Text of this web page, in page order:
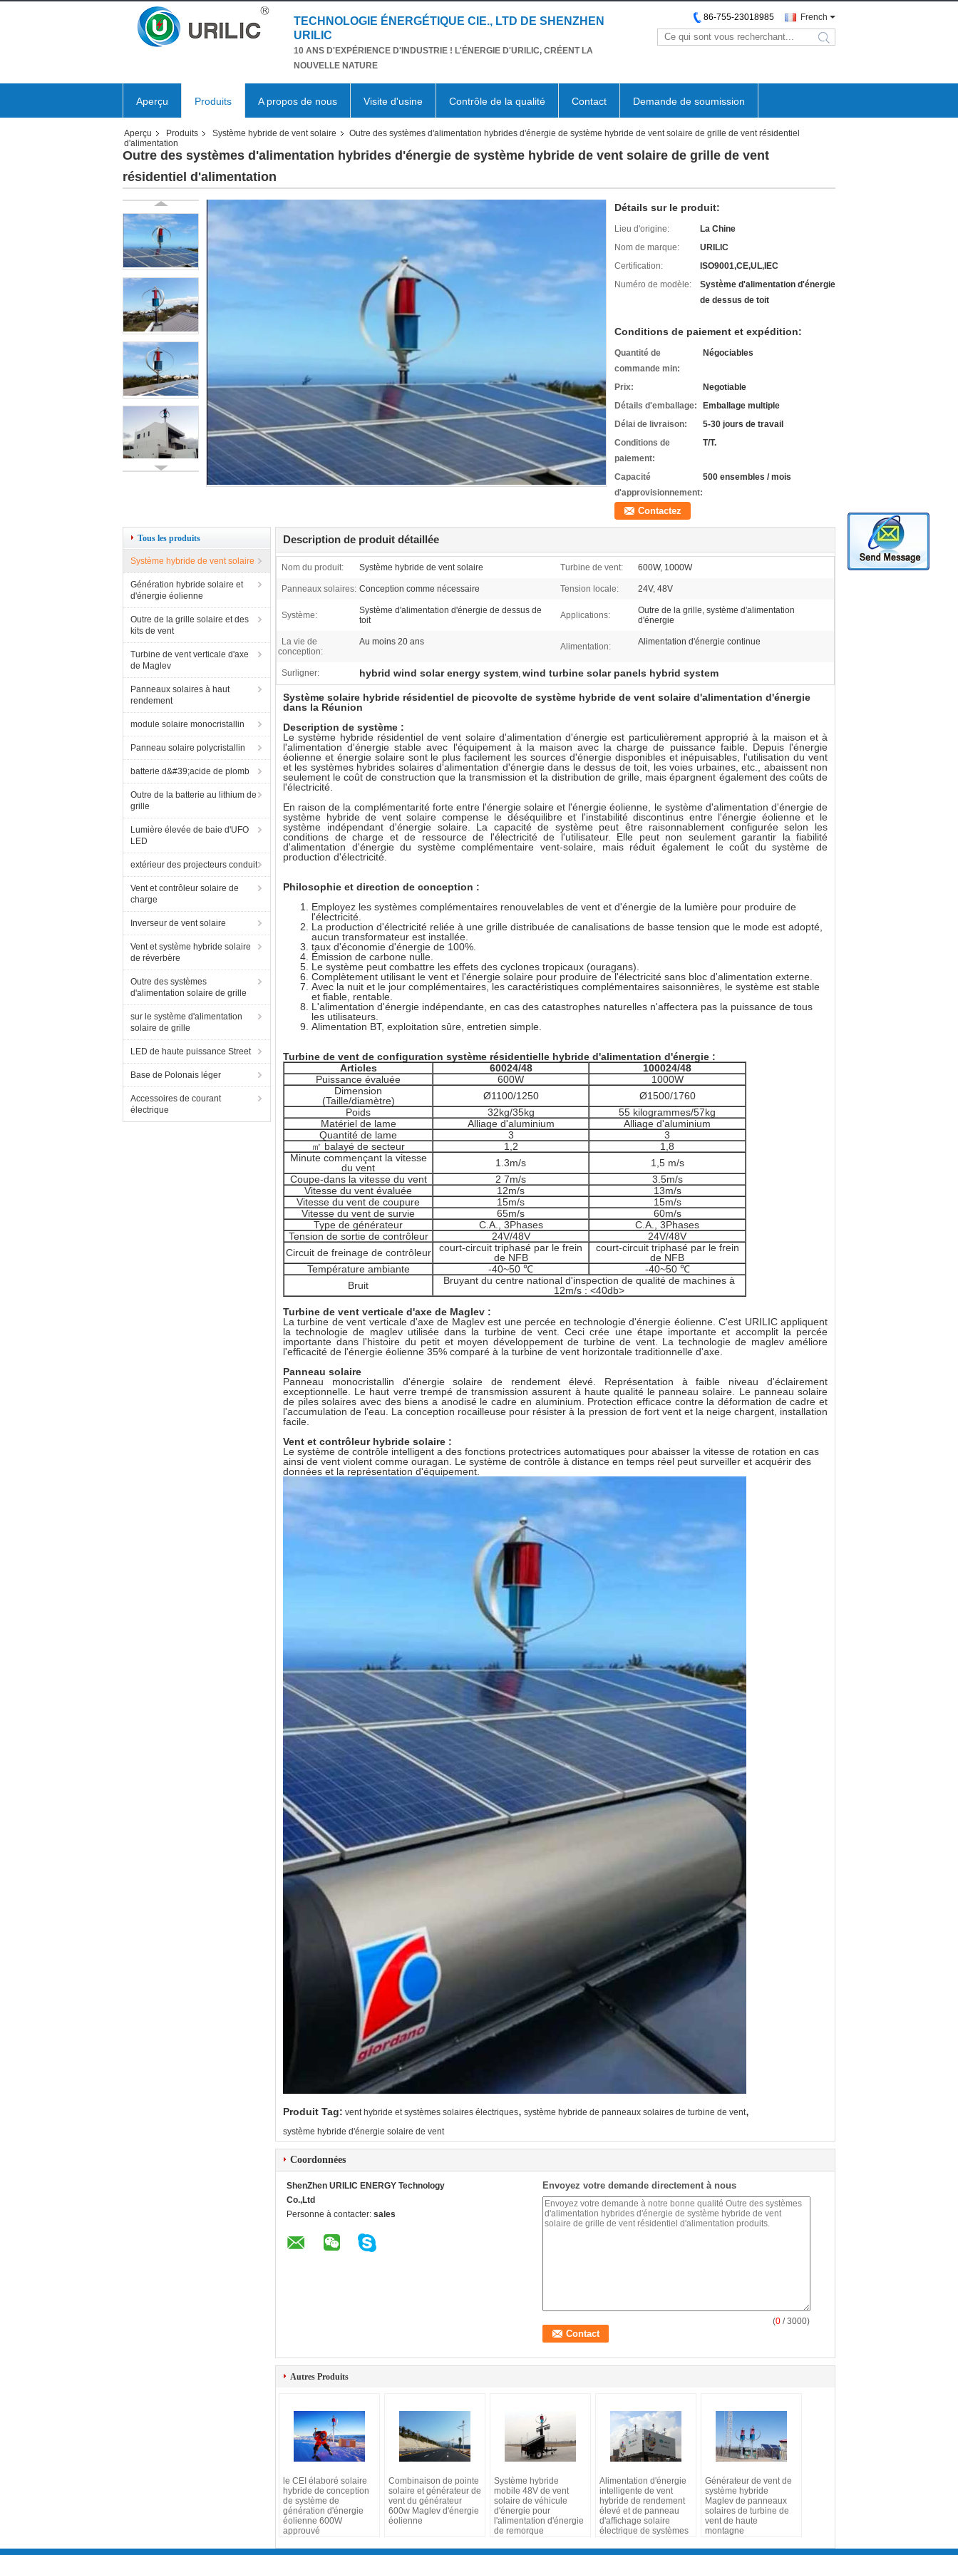
TECHNOLOGIE ÉNERGÉTIQUE CIE., LTD DE SHENZHEN
URILIC
10 ANS D'EXPÉRIENCE D'INDUSTRIE ! L'ÉNERGIE D'URILIC, CRÉENT LA
NOUVELLE NATURE
French
86-755-23018985
Aperçu Produits A propos de nous Visite d'usine Contrôle de la qualité Contact Demande de soumission
Aperçu Produits Système hybride de vent solaire
Outre des systèmes d'alimentation hybrides d'énergie de système hybride de vent solaire de grille de vent résidentiel
d'alimentation
Outre des systèmes d'alimentation hybrides d'énergie de système hybride de vent solaire de grille de vent
résidentiel d'alimentation
Détails sur le produit:
Lieu d'origine:
La Chine
Nom de marque:
URILIC
Certification:
ISO9001,CE,UL,IEC
Numéro de modèle:
Système d'alimentation d'énergie
de dessus de toit
Conditions de paiement et expédition:
Quantité de
commande min:
Négociables
Prix:
Negotiable
Détails d'emballage:
Emballage multiple
Délai de livraison:
5-30 jours de travail
Conditions de
paiement:
T/T.
Capacité
d'approvisionnement:
500 ensembles / mois
Contactez
Tous les produits
Système hybride de vent solaire
Génération hybride solaire et
d'énergie éolienne
Outre de la grille solaire et des
kits de vent
Turbine de vent verticale d'axe
de Maglev
Panneaux solaires à haut
rendement
module solaire monocristallin
Panneau solaire polycristallin
batterie d&#39;acide de plomb
Outre de la batterie au lithium de
grille
Lumière élevée de baie d'UFO
LED
extérieur des projecteurs conduit
Vent et contrôleur solaire de
charge
Inverseur de vent solaire
Vent et système hybride solaire
de réverbère
Outre des systèmes
d'alimentation solaire de grille
sur le système d'alimentation
solaire de grille
LED de haute puissance Street
Base de Polonais léger
Accessoires de courant
électrique
Description de produit détaillée
Nom du produit: Système hybride de vent solaire Turbine de vent: 600W, 1000W
Panneaux solaires: Conception comme nécessaire Tension locale: 24V, 48V
Système:
Système d'alimentation d'énergie de dessus de
toit
Applications:
Outre de la grille, système d'alimentation
d'énergie
La vie de
conception:
Au moins 20 ans Alimentation: Alimentation d'énergie continue
Surligner: hybrid wind solar energy system, wind turbine solar panels hybrid system
Système solaire hybride résidentiel de picovolte de système hybride de vent solaire d'alimentation d'énergie
dans la Réunion
Description de système :
Le système hybride résidentiel de vent solaire d'alimentation d'énergie est particulièrement approprié à la maison et à
l'alimentation d'énergie stable avec l'équipement à la maison avec la charge de puissance faible. Depuis l'énergie
éolienne et énergie solaire sont le plus facilement les sources d'énergie disponibles et inépuisables, l'utilisation du vent
et les systèmes hybrides solaires d'alimentation d'énergie dans le dessus de toit, les voies urbaines, etc., abaissent non
seulement le coût de construction que la transmission et la distribution de grille, mais épargnent également des coûts de
l'électricité.
En raison de la complémentarité forte entre l'énergie solaire et l'énergie éolienne, le système d'alimentation d'énergie de
système hybride de vent solaire compense le déséquilibre et l'instabilité discontinus entre l'énergie éolienne et le
système indépendant d'énergie solaire. La capacité de système peut être raisonnablement configurée selon les
conditions de charge et de ressource de l'électricité de l'utilisateur. Elle peut non seulement garantir la fiabilité
d'alimentation d'énergie du système complémentaire vent-solaire, mais réduit également le coût du système de
production d'électricité.
Philosophie et direction de conception :
Employez les systèmes complémentaires renouvelables de vent et d'énergie de la lumière pour produire de
l'électricité.
La production d'électricité reliée à une grille distribuée de canalisations de basse tension que le mode est adopté,
aucun transformateur est installée.
taux d'économie d'énergie de 100%.
Émission de carbone nulle.
Le système peut combattre les effets des cyclones tropicaux (ouragans).
Complètement utilisant le vent et l'énergie solaire pour produire de l'électricité sans bloc d'alimentation externe.
Avec la nuit et le jour complémentaires, les caractéristiques complémentaires saisonnières, le système est stable
et fiable, rentable.
L'alimentation d'énergie indépendante, en cas des catastrophes naturelles n'affectera pas la puissance de tous
les utilisateurs.
Alimentation BT, exploitation sûre, entretien simple.
Turbine de vent de configuration système résidentielle hybride d'alimentation d'énergie :
Articles
60024/48
100024/48
Puissance évaluée
600W
1000W
Dimension
(Taille/diamètre)
Ø1100/1250
Ø1500/1760
Poids
32kg/35kg
55 kilogrammes/57kg
Matériel de lame
Alliage d'aluminium
Alliage d'aluminium
Quantité de lame
3
3
㎡ balayé de secteur
1,2
1,8
Minute commençant la vitesse
du vent
1.3m/s
1,5 m/s
Coupe-dans la vitesse du vent
2 7m/s
3.5m/s
Vitesse du vent évaluée
12m/s
13m/s
Vitesse du vent de coupure
15m/s
15m/s
Vitesse du vent de survie
65m/s
60m/s
Type de générateur
C.A., 3Phases
C.A., 3Phases
Tension de sortie de contrôleur
24V/48V
24V/48V
Circuit de freinage de contrôleur
court-circuit triphasé par le frein
de NFB
court-circuit triphasé par le frein
de NFB
Température ambiante
-40~50 ℃
-40~50 ℃
Bruit
Bruyant du centre national d'inspection de qualité de machines à
12m/s : <40db>
Turbine de vent verticale d'axe de Maglev :
La turbine de vent verticale d'axe de Maglev est une percée en technologie d'énergie éolienne. C'est URILIC appliquent
la technologie de maglev utilisée dans la turbine de vent. Ceci crée une étape importante et accomplit la percée
importante dans l'histoire du petit et moyen développement de turbine de vent. La technologie de maglev améliore
l'efficacité de l'énergie éolienne 35% comparé à la turbine de vent horizontale traditionnelle d'axe.
Panneau solaire
Panneau monocristallin d'énergie solaire de rendement élevé. Représentation à faible niveau d'éclairement
exceptionnelle. Le haut verre trempé de transmission assurent à haute qualité le panneau solaire. Le panneau solaire
de piles solaires avec des biens a anodisé le cadre en aluminium. Protection efficace contre la déformation de cadre et
l'accumulation de l'eau. La conception rocailleuse pour résister à la pression de fort vent et la neige chargent, installation
facile.
Vent et contrôleur hybride solaire :
Le système de contrôle intelligent a des fonctions protectrices automatiques pour abaisser la vitesse de rotation en cas
ainsi de vent violent comme ouragan. Le système de contrôle à distance en temps réel peut surveiller et acquérir des
données et la représentation d'équipement.
Produit Tag: vent hybride et systèmes solaires électriques, système hybride de panneaux solaires de turbine de vent,
système hybride d'énergie solaire de vent
Coordonnées
ShenZhen URILIC ENERGY Technology
Co.,Ltd
Personne à contacter: sales
Envoyez votre demande directement à nous
(0 / 3000)
Autres Produits
le CEI élaboré solaire
hybride de conception
de système de
génération d'énergie
éolienne 600W
approuvé
Combinaison de pointe
solaire et générateur de
vent du générateur
600w Maglev d'énergie
éolienne
Système hybride
mobile 48V de vent
solaire de véhicule
d'énergie pour
l'alimentation d'énergie
de remorque
Alimentation d'énergie
intelligente de vent
hybride de rendement
élevé et de panneau
d'affichage solaire
électrique de systèmes
Générateur de vent de
système hybride
Maglev de panneaux
solaires de turbine de
vent de haute
montagne